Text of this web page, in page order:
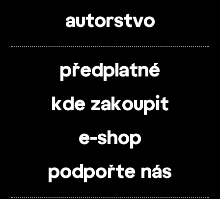
autorstvo
předplatné
kde zakoupit
e-shop
podpořte nás